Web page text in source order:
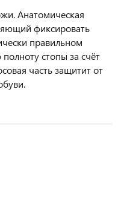
Анатомическая
фиксировать
правильном
стопы за счёт
часть защитит от